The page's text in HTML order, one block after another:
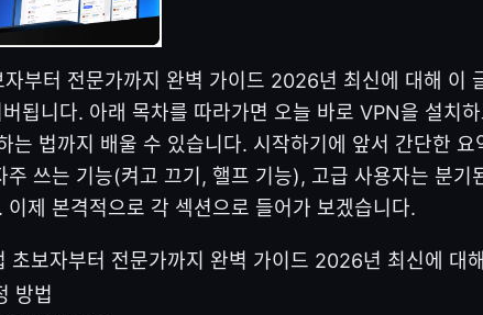
부터 전문가까지 완벽 가이드 2026년 최신에 대해 이
됩니다. 아래 목차를 따라가면 오늘 바로 VPN을 설치
는 법까지 배울 수 있습니다. 시작하기에 앞서 간단한 요
주 쓰는 기능(켜고 끄기, 핼프 기능), 고급 사용자는 분기
이제 본격적으로 각 섹션으로 들어가 보겠습니다.
보자부터 전문가까지 완벽 가이드 2026년 최신에 대
방법